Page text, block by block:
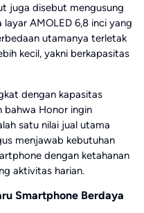
juga disebut mengusung
AMOLED 6,8 inci yang
utamanya terletak
kecil, yakni berkapasitas
dengan kapasitas
bahwa Honor ingin
satu nilai jual utama
menjawab kebutuhan
dengan ketahanan
aktivitas harian.
Smartphone Berdaya